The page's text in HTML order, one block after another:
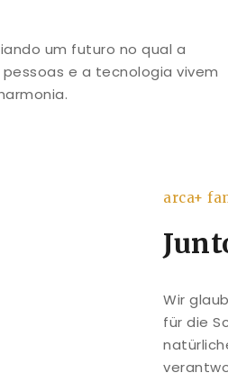
um futuro no qual a
e a tecnologia vivem
arca+
Wir
für die